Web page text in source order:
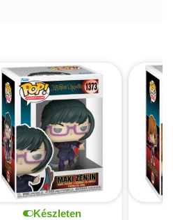
Készleten